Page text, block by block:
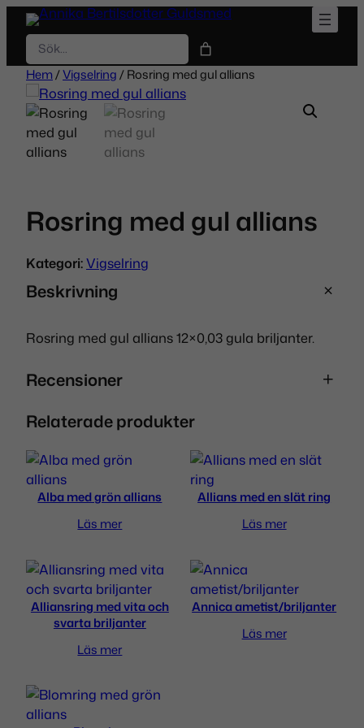
Hoppa
innehåll
Sök
Hem/Vigselring/ Rosring med gul allians
Rosring med gul allians
Kategori:Vigselring
Beskrivning
Rosring med gul allians 12×0,03 gula briljanter.
Recensioner
0 recensioner av Rosring med gul allians
Bli först med att recensera ”Rosring
med gul allians”
Din e-postadress kommer inte publiceras.
Ditt betyg*
Din recension*
Relaterade produkter
Alba med grön allians
Läs mer
Allians med en slät ring
Läs mer
Alliansring med vita och
svarta briljanter
Läs mer
Annica ametist/briljanter
Läs mer